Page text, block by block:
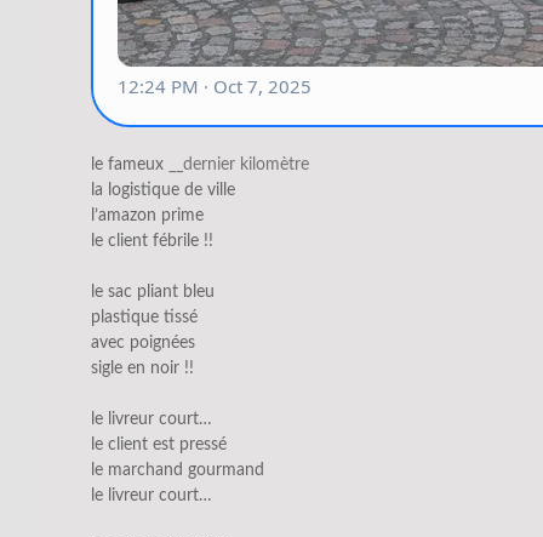
le fameux
__dernier kilomètre
la logistique de ville
l’amazon prime
le client fébrile !!
le sac pliant bleu
plastique tissé
avec poignées
sigle en noir !!
le livreur court…
le client est pressé
le marchand gourmand
le livreur court…